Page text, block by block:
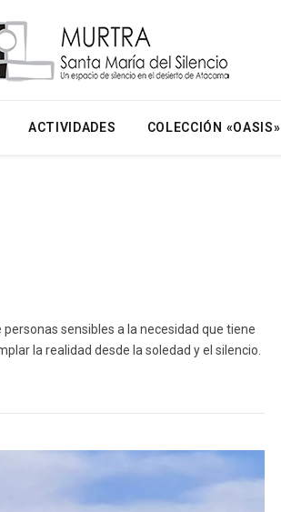
ACTIVIDADES COLECCIÓN «OASIS»
sensibles a la necesidad que tiene
la realidad desde la soledad y el silencio.